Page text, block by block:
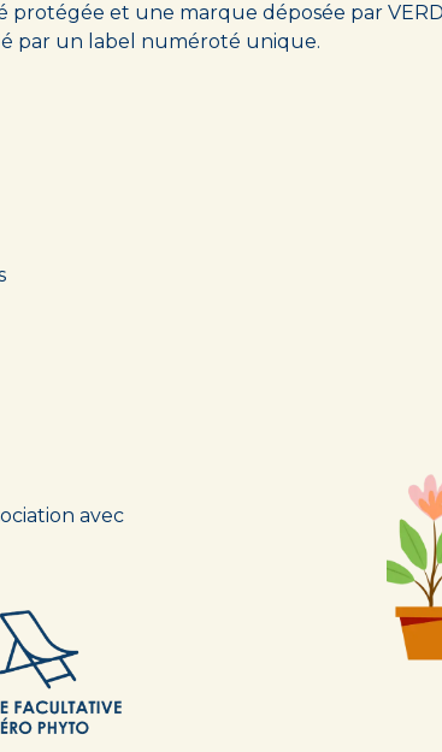
protégée et une marque déposée par
par un label numéroté unique.
avec